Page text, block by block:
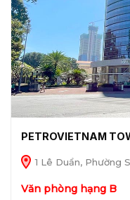
PETROVIETNAM
1 Lê Duẩn, Phường
Văn phòng hạng B